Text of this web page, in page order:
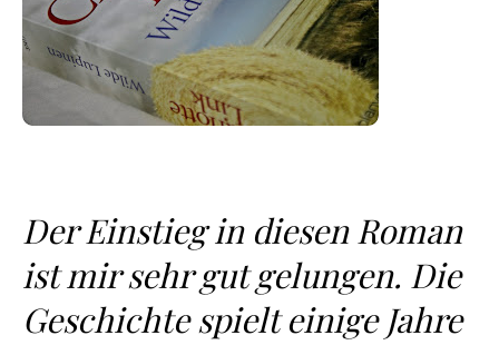
Der Einstieg in diesen Roman
ist mir sehr gut gelungen. Die
Geschichte spielt einige Jahre